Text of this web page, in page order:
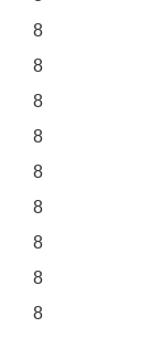
8
8
8
8
8
8
8
8
8